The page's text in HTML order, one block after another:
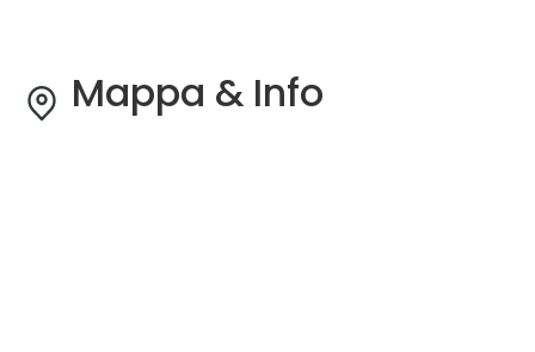
Mappa & Info